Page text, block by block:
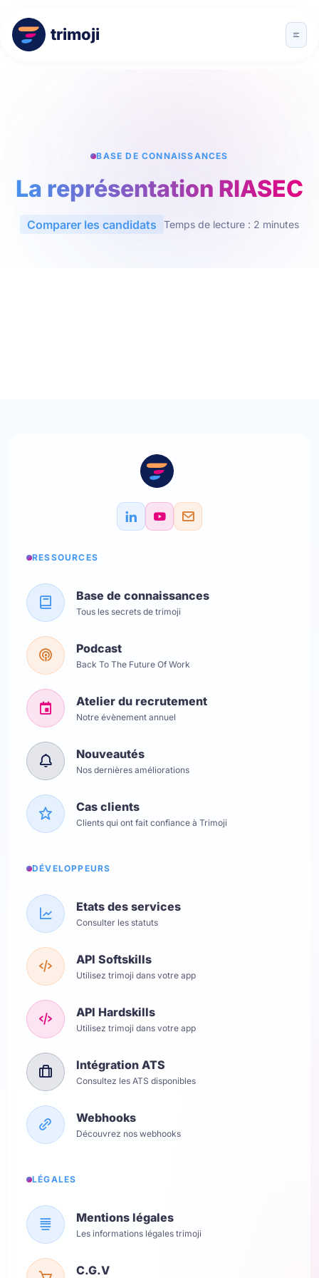
trimoji
BASE DE CONNAISSANCES
La représentation RIASEC
Comparer les candidats Temps de lecture : 2 minutes
RESSOURCES
Base de connaissances
Tous les secrets de trimoji
Podcast
Back To The Future Of Work
Atelier du recrutement
Notre évènement annuel
Nouveautés
Nos dernières améliorations
Cas clients
Clients qui ont fait confiance à Trimoji
DÉVELOPPEURS
Etats des services
Consulter les statuts
API Softskills
Utilisez trimoji dans votre app
API Hardskills
Utilisez trimoji dans votre app
Intégration ATS
Consultez les ATS disponibles
Webhooks
Découvrez nos webhooks
LÉGALES
Mentions légales
Les informations légales trimoji
C.G.V